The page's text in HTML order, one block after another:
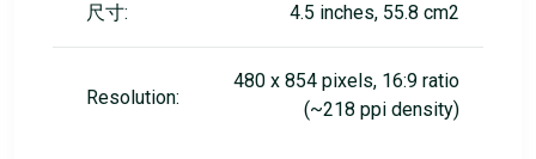
尺寸: 4.5 inches, 55.8 cm2
Resolution:
480 x 854 pixels, 16:9 ratio
(~218 ppi density)